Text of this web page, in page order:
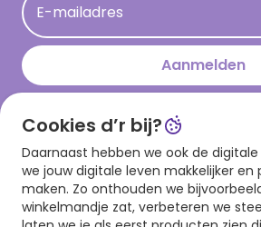
Persberichten
Hallmark en Kinderpostzegels
E-mailadres
Aanmelden
Download onze app
Cookies d’r bij?
Daarnaast hebben we ook de
we jouw digitale leven makkelijker en
maken. Zo onthouden we
winkelmandje zat, verbeteren we